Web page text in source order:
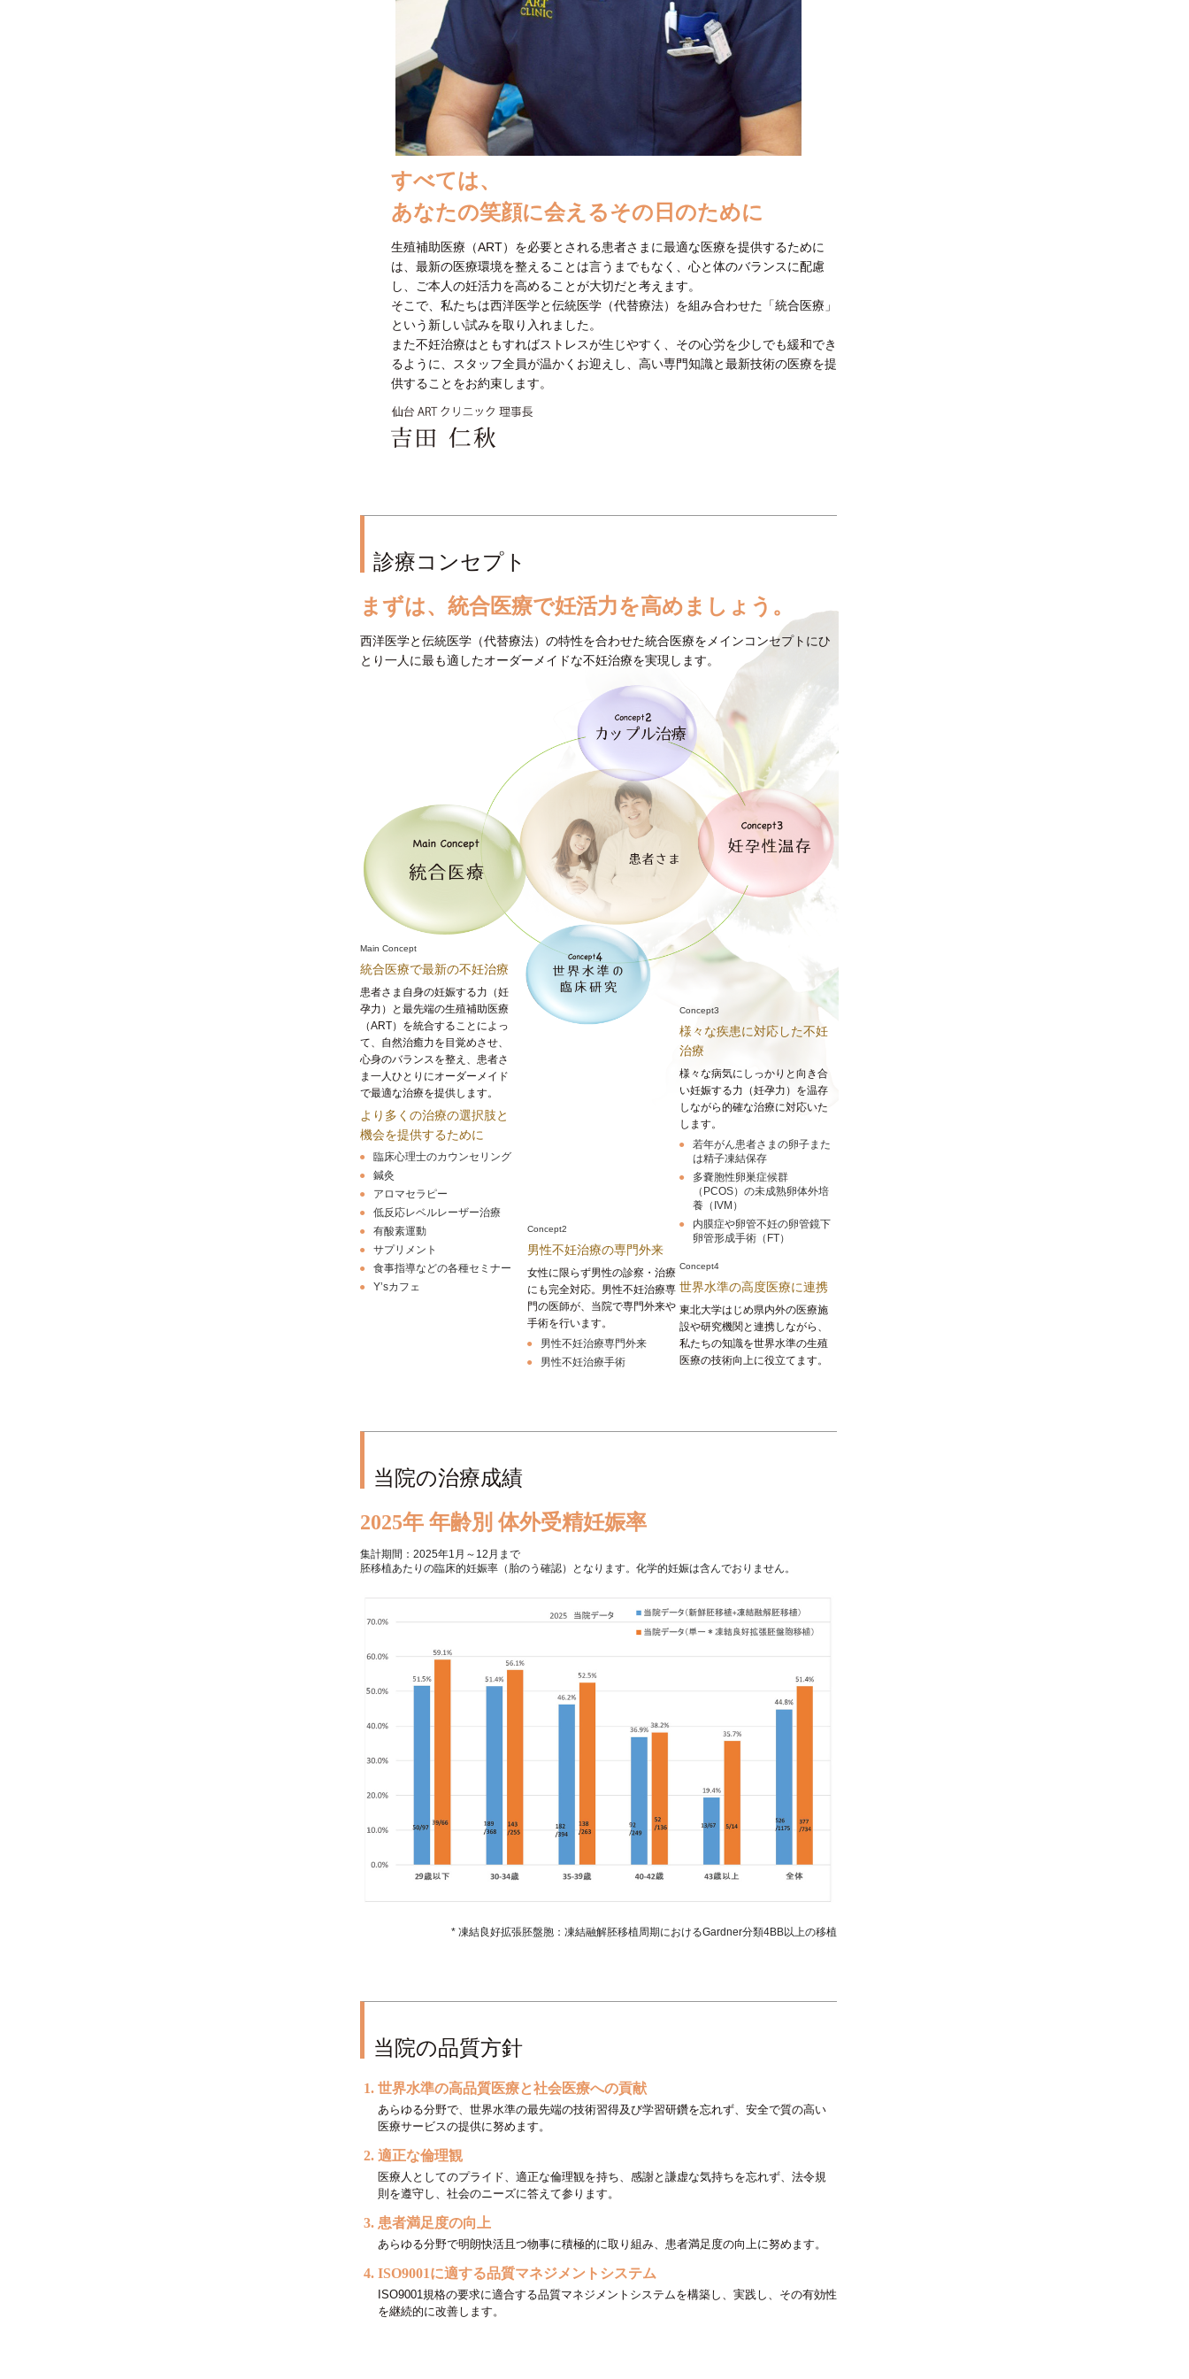
すべては、
あなたの笑顔に会えるその日のために
生殖補助医療（ART）を必要とされる患者さまに最適な医療を提供するために
は、最新の医療環境を整えることは言うまでもなく、心と体のバランスに配慮
し、ご本人の妊活力を高めることが大切だと考えます。
そこで、私たちは西洋医学と伝統医学（代替療法）を組み合わせた「統合医療」
という新しい試みを取り入れました。
また不妊治療はともすればストレスが生じやすく、その心労を少しでも緩和でき
るように、スタッフ全員が温かくお迎えし、高い専門知識と最新技術の医療を提
供することをお約束します。
診療コンセプト
まずは、統合医療で妊活力を高めましょう。
西洋医学と伝統医学（代替療法）の特性を合わせた統合医療をメインコンセプトにひ
とり一人に最も適したオーダーメイドな不妊治療を実現します。
Main Concept
統合医療で最新の不妊治療
患者さま自身の妊娠する力（妊
孕力）と最先端の生殖補助医療
（ART）を統合することによっ
て、自然治癒力を目覚めさせ、
心身のバランスを整え、患者さ
ま一人ひとりにオーダーメイド
で最適な治療を提供します。
より多くの治療の選択肢と
機会を提供するために
臨床心理士のカウンセリング
鍼灸
アロマセラピー
低反応レベルレーザー治療
有酸素運動
サプリメント
食事指導などの各種セミナー
Y’sカフェ
Concept2
男性不妊治療の専門外来
女性に限らず男性の診察・治療
にも完全対応。男性不妊治療専
門の医師が、当院で専門外来や
手術を行います。
男性不妊治療専門外来
男性不妊治療手術
Concept3
様々な疾患に対応した不妊
治療
様々な病気にしっかりと向き合
い妊娠する力（妊孕力）を温存
しながら的確な治療に対応いた
します。
若年がん患者さまの卵子また
は精子凍結保存
多嚢胞性卵巣症候群
（PCOS）の未成熟卵体外培
養（IVM）
内膜症や卵管不妊の卵管鏡下
卵管形成手術（FT）
Concept4
世界水準の高度医療に連携
東北大学はじめ県内外の医療施
設や研究機関と連携しながら、
私たちの知識を世界水準の生殖
医療の技術向上に役立てます。
当院の治療成績
2025年 年齢別 体外受精妊娠率
集計期間：2025年1月～12月まで
胚移植あたりの臨床的妊娠率（胎のう確認）となります。化学的妊娠は含んでおりません。
* 凍結良好拡張胚盤胞：凍結融解胚移植周期におけるGardner分類4BB以上の移植
当院の品質方針
世界水準の高品質医療と社会医療への貢献
あらゆる分野で、世界水準の最先端の技術習得及び学習研鑽を忘れず、安全で質の高い
医療サービスの提供に努めます。
適正な倫理観
医療人としてのプライド、適正な倫理観を持ち、感謝と謙虚な気持ちを忘れず、法令規
則を遵守し、社会のニーズに答えて参ります。
患者満足度の向上
あらゆる分野で明朗快活且つ物事に積極的に取り組み、患者満足度の向上に努めます。
ISO9001に適する品質マネジメントシステム
ISO9001規格の要求に適合する品質マネジメントシステムを構築し、実践し、その有効性
を継続的に改善します。